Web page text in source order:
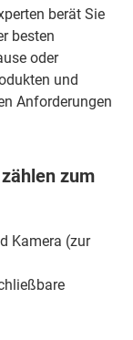
berät Sie
besten
oder
und
Anforderungen
zum
Kamera (zur